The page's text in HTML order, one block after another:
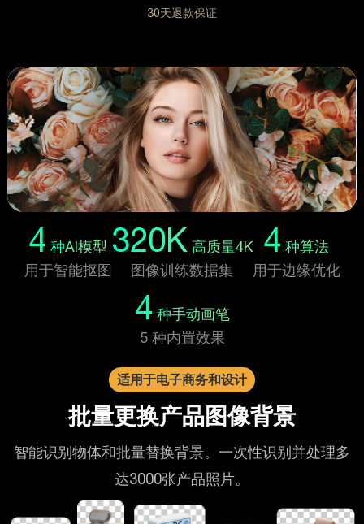
30天退款保证
4 种AI模型
用于智能抠图
320K 高质量4K
图像训练数据集
4 种算法
用于边缘优化
4 种手动画笔
5 种内置效果
适用于电子商务和设计
批量更换产品图像背景
智能识别物体和批量替换背景。一次性识别并处理多
达3000张产品照片。